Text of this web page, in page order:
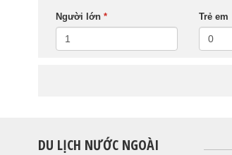
Người lớn * Trẻ em
DU LỊCH NƯỚC NGOÀI